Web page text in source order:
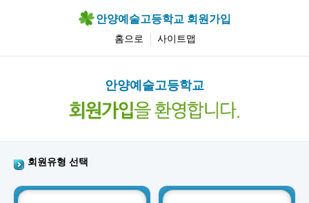
안양예술고등학교 회원가입
홈으로 사이트맵
안양예술고등학교
회원유형 선택